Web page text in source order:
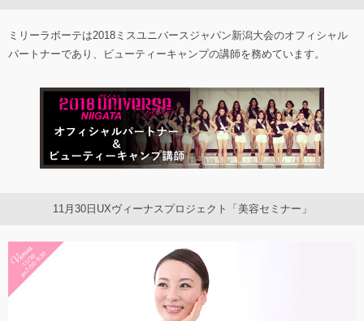
ミリーラボーテは2018ミスユニバースジャパン新潟大会のオフィシャル
パートナーであり、ビューティーキャンプの講師を務めています。
11月30日UXヴィーナスプロジェクト「美容セミナー」